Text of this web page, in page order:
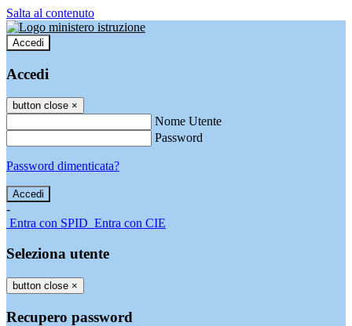
Salta al contenuto
Accedi
Accedi
button close ×
Nome Utente
Password
Password dimenticata?
-
Entra con SPID Entra con CIE
Seleziona utente
button close ×
Recupero password